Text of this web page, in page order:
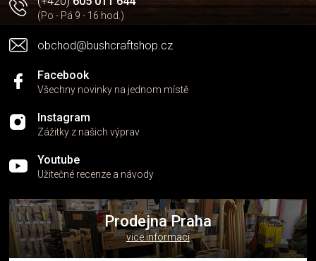
(Po - Pá 9 - 16 hod.)
obchod@bushcraftshop.cz
Facebook
Všechny novinky na jednom místě
Instagram
Zážitky z našich výprav
Youtube
Užitečné recenze a návody
Prodejna Praha
více informací